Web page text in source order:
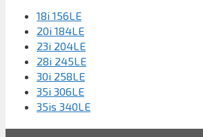
18i 156LE
20i 184LE
23i 204LE
28i 245LE
30i 258LE
35i 306LE
35is 340LE